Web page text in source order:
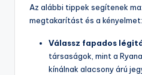
Az alábbi tippek segítenek
megtakarítást és a kényelmet:
Válassz fapados
társaságok, mint a
kínálnak alacsony árú